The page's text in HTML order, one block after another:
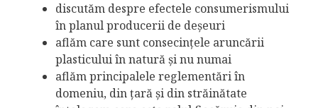
discutăm despre efectele consumerismului
în planul producerii de deșeuri
aflăm care sunt consecințele aruncării
plasticului în natură și nu numai
aflăm principalele reglementări în
domeniu, din țară și din străinătate